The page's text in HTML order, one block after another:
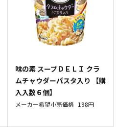
味の素 スープＤＥＬＩ クラ
ムチャウダーパスタ入り 【購
入入数６個】
メーカー希望小売価格 198円